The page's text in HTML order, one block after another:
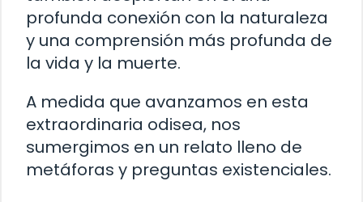
profunda conexión con la naturaleza
y una comprensión más profunda de
la vida y la muerte.
A medida que avanzamos en esta
extraordinaria odisea, nos
sumergimos en un relato lleno de
metáforas y preguntas existenciales.